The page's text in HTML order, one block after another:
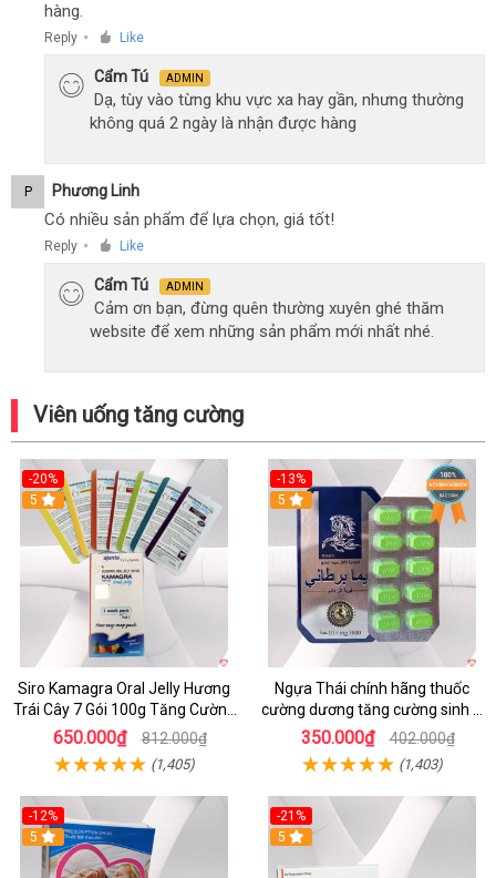
hàng.
Reply ● Like
Cẩm Tú ADMIN
Dạ, tùy vào từng khu vực xa hay gần, nhưng thường
không quá 2 ngày là nhận được hàng
P Phương Linh
Có nhiều sản phẩm để lựa chọn, giá tốt!
Reply ● Like
Cẩm Tú ADMIN
Cảm ơn bạn, đừng quên thường xuyên ghé thăm
website để xem những sản phẩm mới nhất nhé.
Viên uống tăng cường
-20%
5
Siro Kamagra Oral Jelly Hương
Trái Cây 7 Gói 100g Tăng Cường
Sinh Lý Nam
650.000₫ 812.000₫
(1,405)
-13%
Hot
5
Ngựa Thái chính hãng thuốc
cường dương tăng cường sinh lý
nam hộp 10 viên
350.000₫ 402.000₫
(1,403)
-12%
5
-21%
5